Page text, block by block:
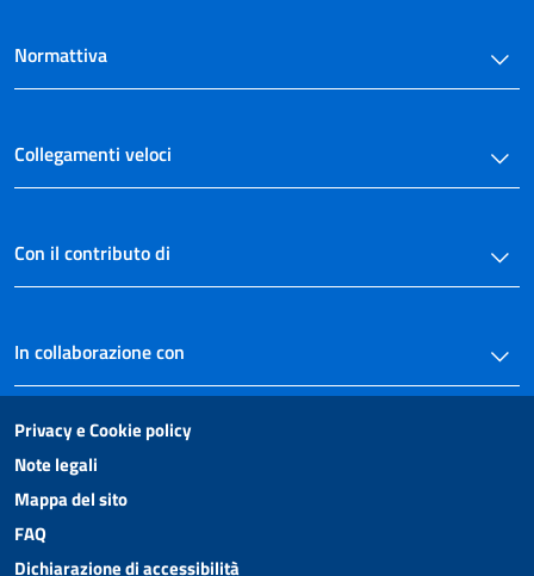
Normattiva
Collegamenti veloci
Con il contributo di
In collaborazione con
Privacy e Cookie policy
Note legali
Mappa del sito
FAQ
Dichiarazione di accessibilità